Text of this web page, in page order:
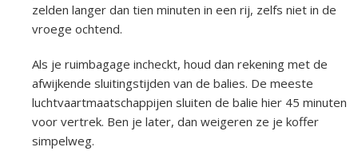
zelden langer dan tien minuten in een rij, zelfs niet in de
vroege ochtend.
Als je ruimbagage incheckt, houd dan rekening met de
afwijkende sluitingstijden van de balies. De meeste
luchtvaartmaatschappijen sluiten de balie hier 45 minuten
voor vertrek. Ben je later, dan weigeren ze je koffer
simpelweg.